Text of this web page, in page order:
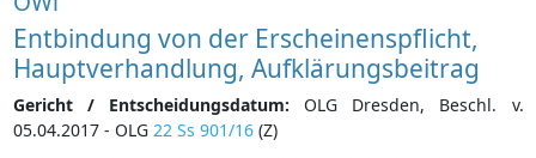
Entbindung von der Erscheinenspflicht,
Hauptverhandlung, Aufklärungsbeitrag
Gericht / Entscheidungsdatum: OLG Dresden, Beschl. v.
05.04.2017 - OLG 22 Ss 901/16(Z)